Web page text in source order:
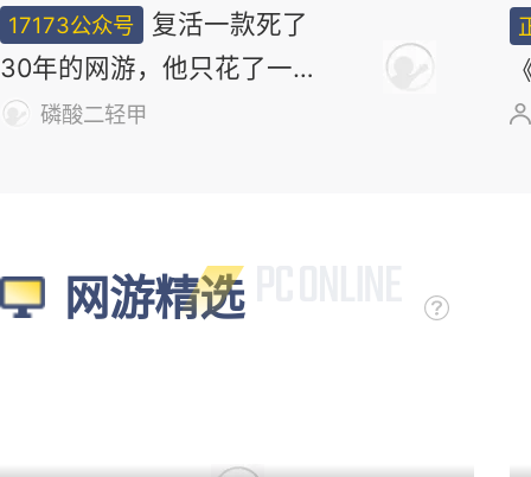
17173公众号
复活一款死了
30年的网游，他只花了一
个周末磷酸二轻甲
网游精选